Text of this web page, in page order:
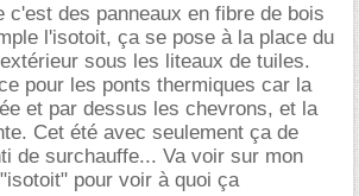
c'est des panneaux en fibre de bois
l'isotoit, ça se pose à la place du
sous les liteaux de tuiles.
pour les ponts thermiques car la
et par dessus les chevrons, et la
Cet été avec seulement ça de
de surchauffe... Va voir sur mon
pour voir à quoi ça